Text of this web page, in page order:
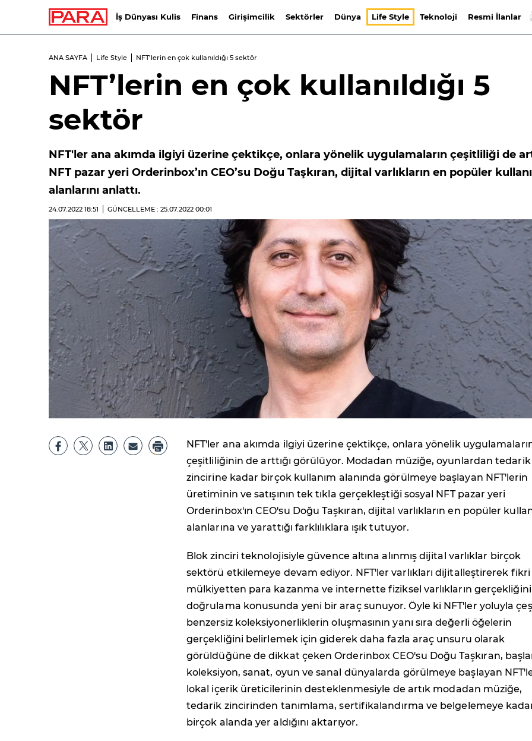
İş Dünyası Kulis Finans Girişimcilik Sektörler Dünya Life Style Teknoloji Resmi İlanlar
ANA SAYFA Life Style NFT’lerin en çok kullanıldığı 5 sektör
NFT’lerin en çok kullanıldığı 5
sektör
NFT'ler ana akımda ilgiyi üzerine çektikçe, onlara yönelik uygulamaların çeşitliliği de
NFT pazar yeri Orderinbox’ın CEO’su Doğu Taşkıran, dijital varlıkların en popüler
alanlarını anlattı.
24.07.2022 18:51 GÜNCELLEME : 25.07.2022 00:01
NFT'ler ana akımda ilgiyi üzerine çektikçe, onlara yönelik
çeşitliliğinin de arttığı görülüyor. Modadan müziğe, oyunlardan tedarik
zincirine kadar birçok kullanım alanında görülmeye başlayan NFT'lerin
üretiminin ve satışının tek tıkla gerçekleştiği sosyal NFT pazar yeri
Orderinbox'ın CEO'su Doğu Taşkıran, dijital varlıkların en popüler
alanlarına ve yarattığı farklılıklara ışık tutuyor.
Blok zinciri teknolojisiyle güvence altına alınmış dijital varlıklar birçok
sektörü etkilemeye devam ediyor. NFT'ler varlıkları dijitalleştirerek fikri
mülkiyetten para kazanma ve internette fiziksel varlıkların gerçekliğini
doğrulama konusunda yeni bir araç sunuyor. Öyle ki NFT'ler yoluyla
benzersiz koleksiyonerliklerin oluşmasının yanı sıra değerli öğelerin
gerçekliğini belirlemek için giderek daha fazla araç unsuru olarak
görüldüğüne de dikkat çeken Orderinbox CEO'su Doğu Taşkıran,
koleksiyon, sanat, oyun ve sanal dünyalarda görülmeye başlayan
lokal içerik üreticilerinin desteklenmesiyle de artık modadan müziğe,
tedarik zincirinden tanımlama, sertifikalandırma ve belgelemeye
birçok alanda yer aldığını aktarıyor.